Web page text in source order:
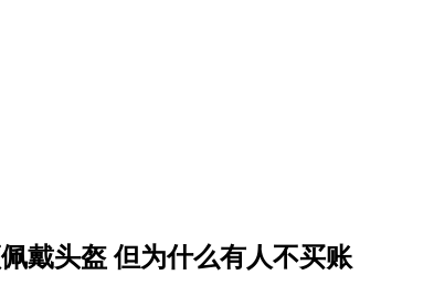
戴头盔 但为什么有人不买账